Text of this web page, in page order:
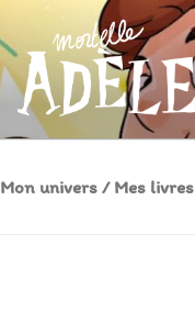
Mon univers / Mes livres